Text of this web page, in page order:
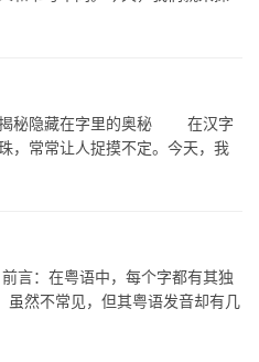
秘隐藏在字里的奥秘 在汉字
，常常让人捉摸不定。今天，我
：在粤语中，每个字都有其独
虽然不常见，但其粤语发音却有几